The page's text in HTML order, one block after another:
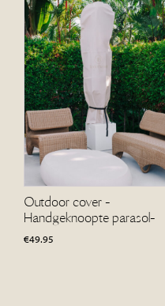
Outdoor cover -
Handgeknoopte parasol-
€49.95